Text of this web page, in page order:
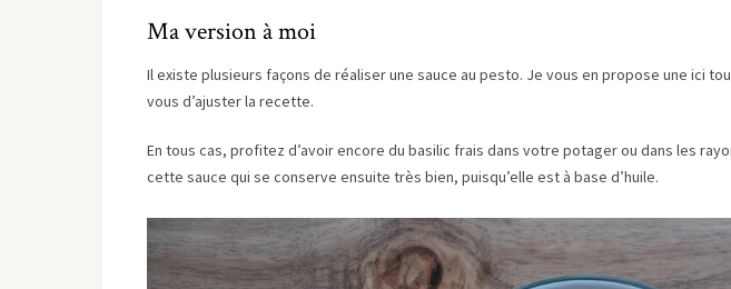
Ma version à moi
Il existe plusieurs façons de réaliser une sauce au pesto. Je vous en propose une ici
vous d’ajuster la recette.
En tous cas, profitez d’avoir encore du basilic frais dans votre potager ou dans les
cette sauce qui se conserve ensuite très bien, puisqu’elle est à base d’huile.